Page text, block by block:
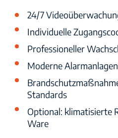
24/7
Individuelle
Professioneller
Moderne Alarmanlagen
Standards
Optional: klimatisierte
Ware